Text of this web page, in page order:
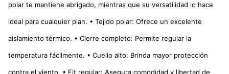
polar te mantiene abrigado, mientras que su versatilidad lo hace
ideal para cualquier plan. • Tejido polar: Ofrece un excelente
aislamiento térmico. • Cierre completo: Permite regular la
temperatura fácilmente. • Cuello alto: Brinda mayor protección
contra el viento. • Fit regular: Asegura comodidad y libertad de